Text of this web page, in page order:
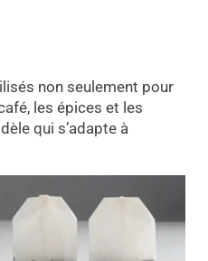
non seulement pour
les épices et les
qui s’adapte à